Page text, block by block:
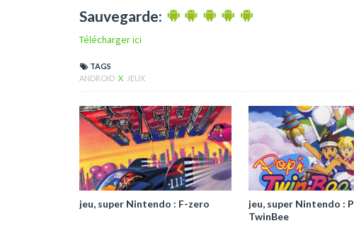
Sauvegarde:
Télécharger ici
TAGS
ANDROID X JEUX
jeu, super Nintendo : F-zero
jeu, super Nintendo :
TwinBee